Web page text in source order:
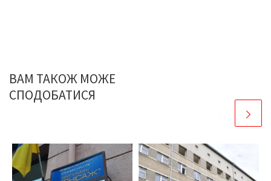
ВАМ ТАКОЖ МОЖЕ
СПОДОБАТИСЯ